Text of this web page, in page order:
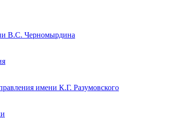
В.С. Черномырдина
имени К.Г. Разумовского